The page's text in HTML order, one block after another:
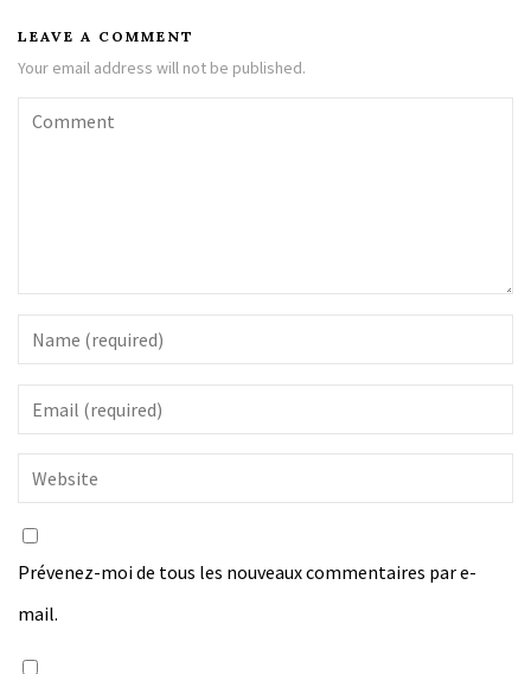
LEAVE A COMMENT
Your email address will not be published.
Prévenez-moi de tous les nouveaux commentaires par e-
mail.